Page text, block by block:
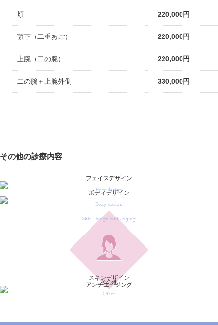
頬 220,000円
顎下（二重あご） 220,000円
上腕（二の腕） 220,000円
二の腕＋上腕外側 330,000円
その他の診療内容
Face design
フェイスデザイン
Body design
ボディデザイン
Skin Design,Anti-Aging
スキンデザイン
アンチエイジング
Other
その他